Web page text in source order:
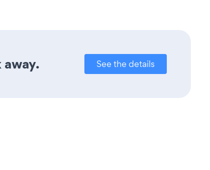
See the details